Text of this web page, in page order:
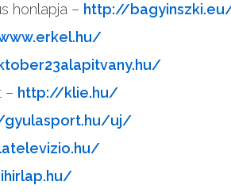
honlapja – http://
– http://klie.hu/
gyulasport.hu/uj/